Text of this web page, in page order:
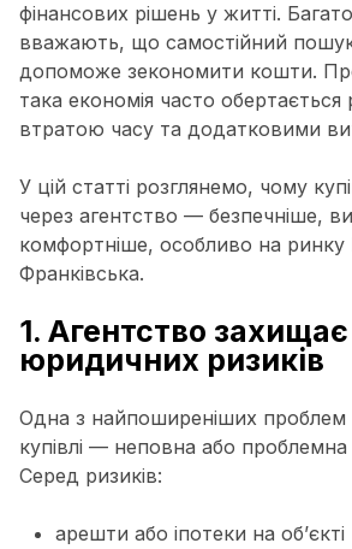
фінансових рішень у житті.
вважають, що самостійний
допоможе зекономити кошти.
така економія часто
втратою часу та додатковими
У цій статті розглянемо, чому
через агентство — безпечніше,
комфортніше, особливо на ринку
Франківська.
1. Агентство захищає
юридичних ризиків
Одна з найпоширеніших проблем
купівлі — неповна або проблемна
Серед ризиків:
арешти або іпотеки на об’єкті